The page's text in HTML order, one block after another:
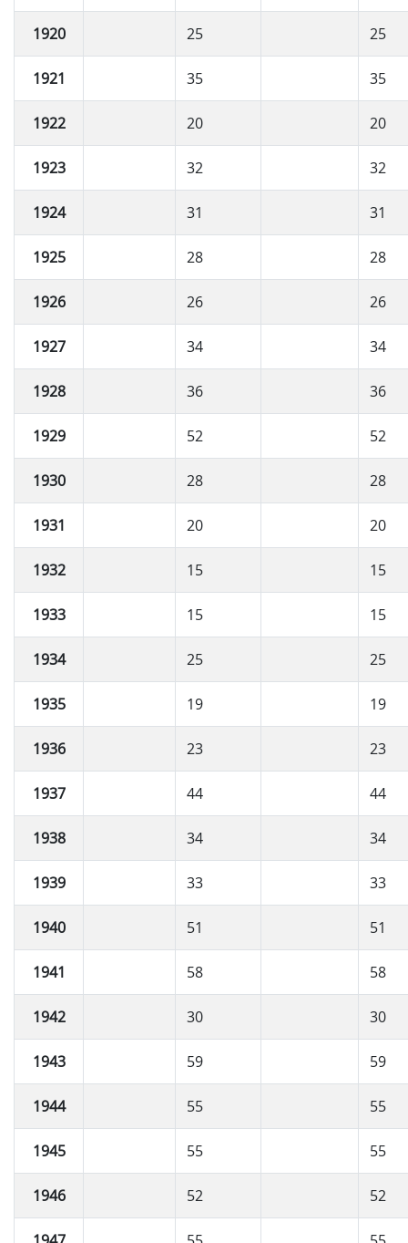
1920 25 25
1921 35 35
1922 20 20
1923 32 32
1924 31 31
1925 28 28
1926 26 26
1927 34 34
1928 36 36
1929 52 52
1930 28 28
1931 20 20
1932 15 15
1933 15 15
1934 25 25
1935 19 19
1936 23 23
1937 44 44
1938 34 34
1939 33 33
1940 51 51
1941 58 58
1942 30 30
1943 59 59
1944 55 55
1945 55 55
1946 52 52